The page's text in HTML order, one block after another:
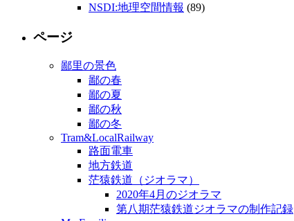
NSDI:地理空間情報 (89)
ページ
鄙里の景色
鄙の春
鄙の夏
鄙の秋
鄙の冬
Tram&LocalRailway
路面電車
地方鉄道
茫猿鉄道（ジオラマ）
2020年4月のジオラマ
第八期茫猿鉄道ジオラマの制作記録